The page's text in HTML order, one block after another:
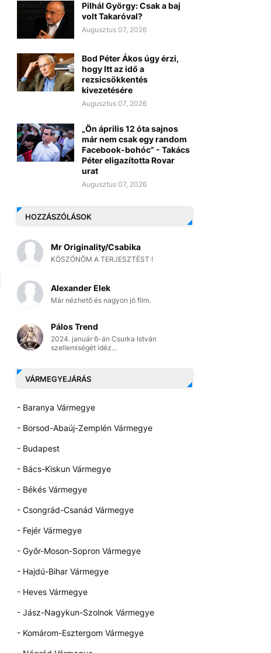
Pilhál György: Csak a baj
volt Takaróval?
Augusztus 07, 2026
Bod Péter Ákos úgy érzi,
hogy Itt az idő a
rezsicsökkentés
kivezetésére
Augusztus 07, 2026
„Ön április 12 óta sajnos
már nem csak egy random
Facebook-bohóc” - Takács
Péter eligazította Rovar
urat
Augusztus 07, 2026
HOZZÁSZÓLÁSOK
Mr Originality/Csabika
KÖSZÖNÖM A TERJESZTÉST !
Alexander Elek
Már nézhető és nagyon jó film.
Pálos Trend
2024. január 6-án Csurka István
szellemiségét idéz...
VÁRMEGYEJÁRÁS
- Baranya Vármegye
- Borsod-Abaúj-Zemplén Vármegye
- Budapest
- Bács-Kiskun Vármegye
- Békés Vármegye
- Csongrád-Csanád Vármegye
- Fejér Vármegye
- Győr-Moson-Sopron Vármegye
- Hajdú-Bihar Vármegye
- Heves Vármegye
- Jász-Nagykun-Szolnok Vármegye
- Komárom-Esztergom Vármegye